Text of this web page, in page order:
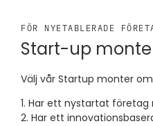
FÖR NYETABLERADE
Start-up
Välj vår Startup monter
1. Har ett nystartat
2. Har ett